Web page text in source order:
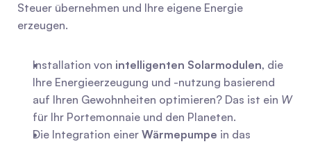
Steuer übernehmen und Ihre eigene Energie
erzeugen.
Installation von intelligenten Solarmodulen, die
Ihre Energieerzeugung und -nutzung basierend
auf Ihren Gewohnheiten optimieren? Das ist ein W
für Ihr Portemonnaie und den Planeten.
Die Integration einer Wärmepumpe in das